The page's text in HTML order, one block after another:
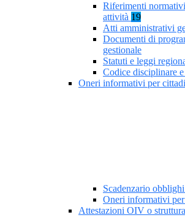
Riferimenti
attività 19
Atti amministrativi
Documenti di
gestionale
Statuti e leggi
Codice disciplinare
Oneri informativi per
Scadenzario
Oneri informativi
Attestazioni OIV o